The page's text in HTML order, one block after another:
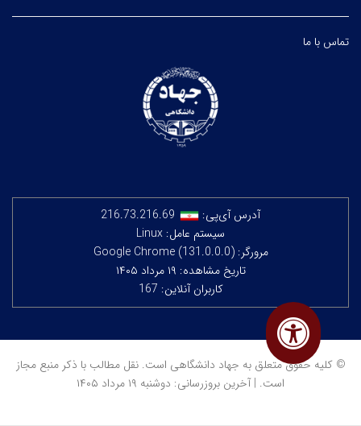
تماس با ما
آدرس آی‌پی:
216.73.216.69
سیستم عامل: Linux
مرورگر: Google Chrome (131.0.0.0)
تاریخ مشاهده: ۱۹ مرداد ۱۴۰۵
کاربران آنلاین: 167
© کلیه حقوق متعلق به جهاد دانشگاهی است. نقل مطالب با ذکر منبع مجاز
است. | آخرین بروزرسانی: دوشنبه ۱۹ مرداد ۱۴۰۵